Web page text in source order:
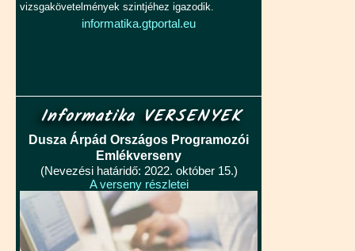
vizsgakövetelmények szintjéhez igazodik.
informatika.gtportal.eu
Informatika VERSENYEK
Dusza Árpád Országos Programozói
Emlékverseny
(Nevezési határidő: 2022. október 15.)
A verseny részletei